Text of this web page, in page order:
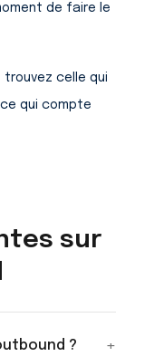
de faire le
celle qui
qui compte
sur
? +